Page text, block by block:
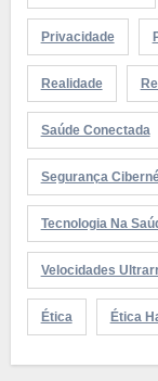
Privacidade
Realidade
Saúde Conectada
Segurança
Tecnologia Na
Velocidades
Ética Ética